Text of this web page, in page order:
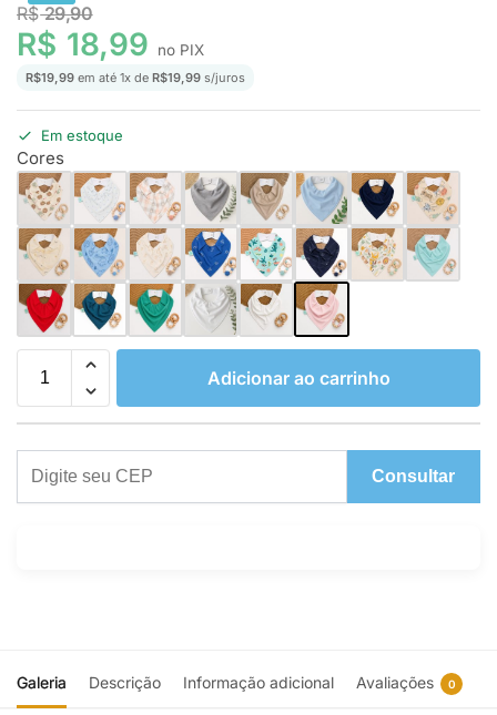
R$29,90
R$ 18,99 no PIX
R$19,99 em até 1x de R$19,99 s/juros
Em estoque
Cores
Adicionar ao carrinho
Consultar
Galeria Descrição Informação adicional Avaliações 0